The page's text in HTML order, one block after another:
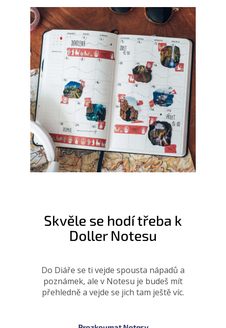
Skvěle se hodí třeba k
Doller Notesu
Do Diáře se ti vejde spousta nápadů a
poznámek, ale v Notesu je budeš mít
přehledně a vejde se jich tam ještě víc.